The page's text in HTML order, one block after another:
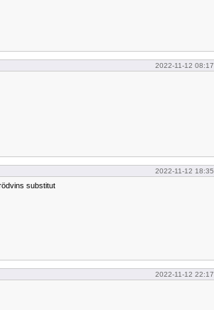
2022-11-12 08:17
2022-11-12 18:35
substitut
2022-11-12 22:17